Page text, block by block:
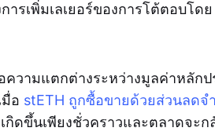
ารเพิ่มเลเยอร์ของการโต้ตอบโด
ความแตกต่างระหว่างมูลค่าหลัก
อ stETH ถูกซื้อขายด้วยส่วนลดจ
กิดขึ้นเพียงชั่วคราวและตลาดจะ